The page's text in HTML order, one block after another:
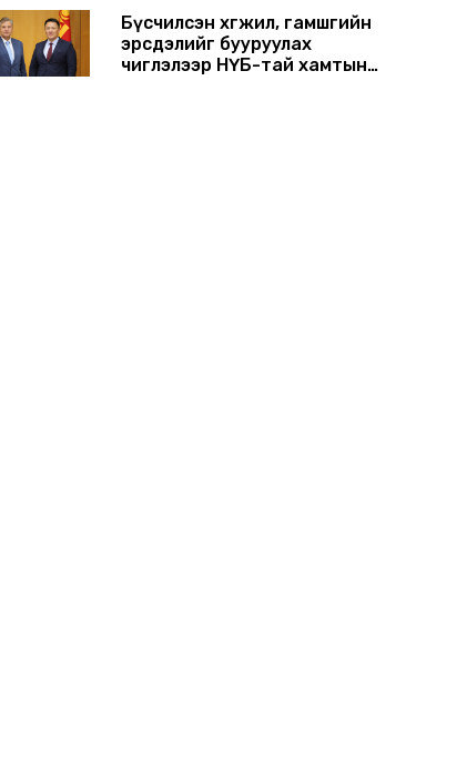
Бүсчилсэн хөгжил, гамшгийн
эрсдэлийг бууруулах
чиглэлээр НҮБ-тай хамтын